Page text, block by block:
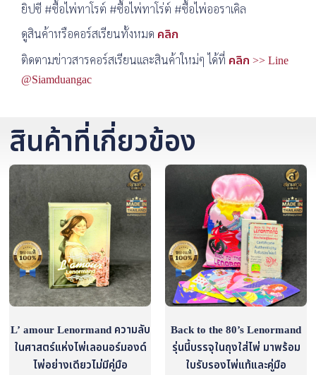
ยิปซี #ซื้อไพ่ทาโรต์ #ซื้อไพ่ทาโร่ต์ #ซื้อไพ่ออราเคิล
ดูสินค้าหรือคอร์สเรียนทั้งหมด คลิก
ติดตามข่าวสารคอร์สเรียนและสินค้าใหม่ๆ ได้ที่ คลิก >> Line
@Siamduangac
สินค้าที่เกี่ยวข้อง
L’ amour Lenormand ความลับ
ในศาสตร์แห่งไพ่เลอนอร์มองด์
ไพ่อย่างเดียวไม่มีคู่มือ
Back to the 80’s Lenormand
รุ่นนี้บรรจุในถุงใส่ไพ่ มาพร้อม
ใบรับรองไพ่แท้และคู่มือ